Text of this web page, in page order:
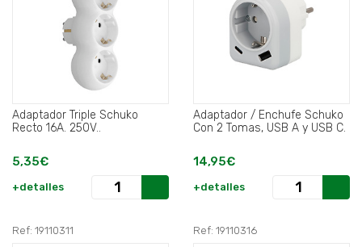
Adaptador Triple Schuko
Recto 16A. 250V..
5,35€
+detalles
Adaptador / Enchufe Schuko
Con 2 Tomas, USB A y USB C.
14,95€
+detalles
Ref: 19110311 Ref: 19110316